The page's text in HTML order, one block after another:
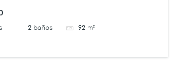
2 baños 92 m²